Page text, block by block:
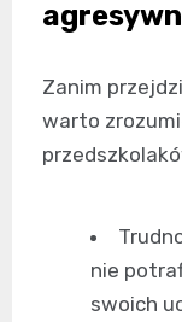
Zanim
warto
nie
swoich